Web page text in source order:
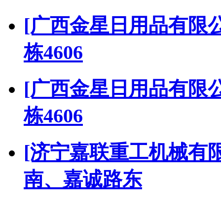
[广西金星日用品有限
栋4606
[广西金星日用品有限
栋4606
[济宁嘉联重工机械有
南、嘉诚路东